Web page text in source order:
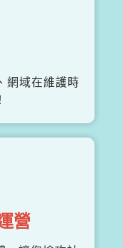
網域在維護時
營